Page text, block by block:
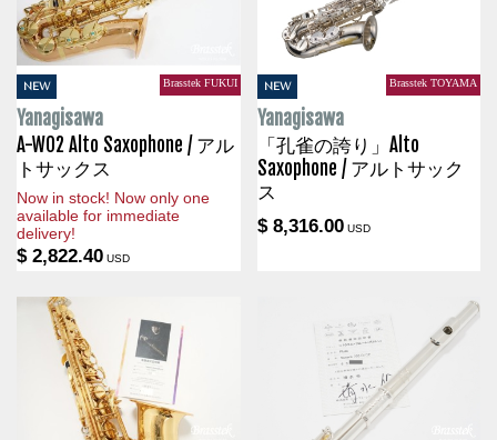
NEW Brasstek FUKUI
Yanagisawa
A-WO2 Alto Saxophone / アル
トサックス
Now in stock! Now only one
available for immediate
delivery!
$ 2,822.40 USD
NEW Brasstek TOYAMA
Yanagisawa
「孔雀の誇り」Alto
Saxophone / アルトサック
ス
$ 8,316.00USD